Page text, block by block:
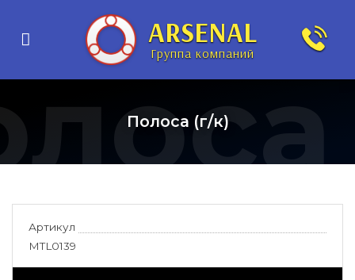
ARSENAL
Группа компаний
Полоса (г/к)
Артикул
MTL0139